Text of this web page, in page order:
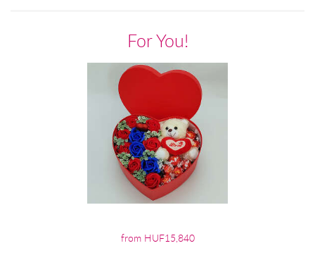
For You!
from HUF15,840